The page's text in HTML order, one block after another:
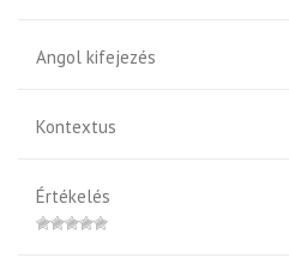
Angol kifejezés
Kontextus
Értékelés